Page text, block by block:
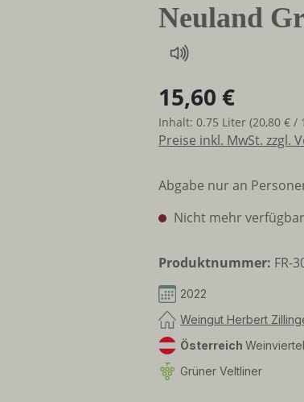
Neuland
15,60 €
Inhalt: 0.75 Liter (20,80 € /
Preise inkl. MwSt. zzgl.
Abgabe nur an
Nicht mehr verfügbar
Produktnummer: FR-
2022
Weingut Herbert
Österreich Weinviertel
Grüner Veltliner